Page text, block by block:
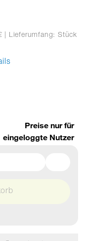
| Lieferumfang: Stück
Preise nur für
eingeloggte Nutzer